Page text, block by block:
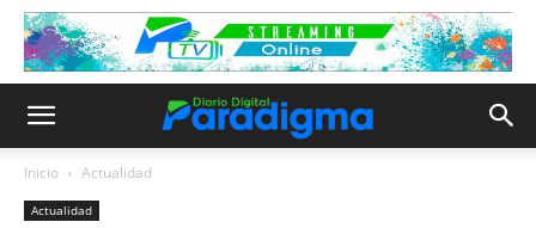
Inicio Actualidad
Actualidad